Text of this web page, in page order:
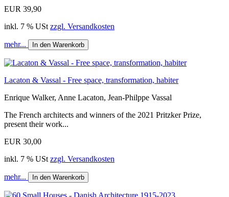
EUR 39,90
inkl. 7 % USt zzgl. Versandkosten
mehr... In den Warenkorb
Lacaton & Vassal - Free space, transformation, habiter
Enrique Walker, Anne Lacaton, Jean-Philppe Vassal
The French architects and winners of the 2021 Pritzker Prize,
present their work...
EUR 30,00
inkl. 7 % USt zzgl. Versandkosten
mehr... In den Warenkorb